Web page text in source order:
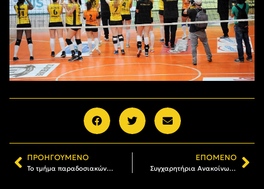
ΠΡΟΗΓΟΎΜΕΝΟ
Το τμήμα παραδοσιακών χορών στην “Ανθοκομική Έκθεση Καλαμαριάς 2018”
ΕΠΌΜΕΝΟ
Συγχαρητήρια Ανακοίνωση